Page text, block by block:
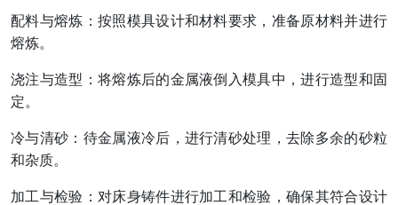
配料与熔炼：按照模具设计和材料要求，准备原材料并进行
熔炼。
浇注与造型：将熔炼后的金属液倒入模具中，进行造型和固
定。
冷与清砂：待金属液冷后，进行清砂处理，去除多余的砂粒
和杂质。
加工与检验：对床身铸件进行加工和检验，确保其符合设计